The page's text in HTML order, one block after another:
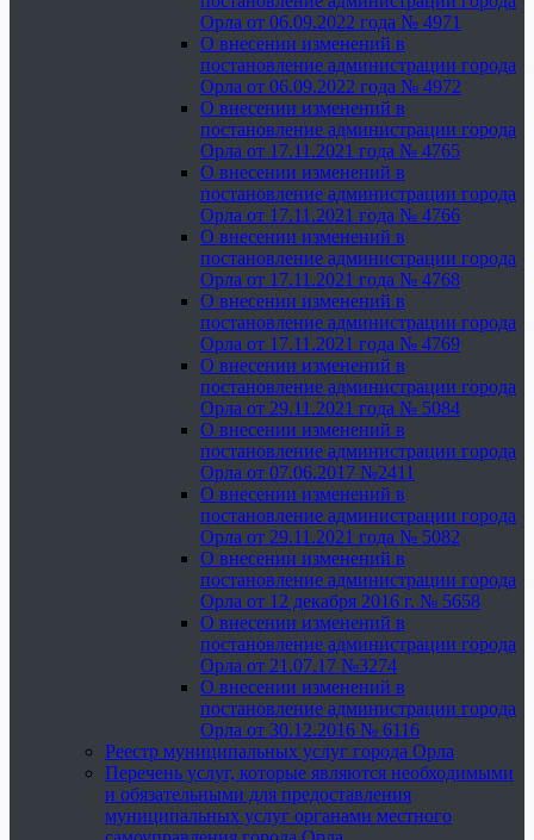
Орла от 06.09.2022 года № 4971
О внесении изменений в
постановление администрации города
Орла от 06.09.2022 года № 4972
О внесении изменений в
постановление администрации города
Орла от 17.11.2021 года № 4765
О внесении изменений в
постановление администрации города
Орла от 17.11.2021 года № 4766
О внесении изменений в
постановление администрации города
Орла от 17.11.2021 года № 4768
О внесении изменений в
постановление администрации города
Орла от 17.11.2021 года № 4769
О внесении изменений в
постановление администрации города
Орла от 29.11.2021 года № 5084
О внесении изменений в
постановление администрации города
Орла от 07.06.2017 №2411
О внесении изменений в
постановление администрации города
Орла от 29.11.2021 года № 5082
О внесении изменений в
постановление администрации города
Орла от 12 декабря 2016 г. № 5658
О внесении изменений в
постановление администрации города
Орла от 21.07.17 №3274
О внесении изменений в
постановление администрации города
Орла от 30.12.2016 № 6116
Реестр муниципальных услуг города Орла
Перечень услуг, которые являются необходимыми
и обязательными для предоставления
муниципальных услуг органами местного